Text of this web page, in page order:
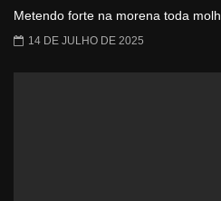
Metendo forte na morena toda
14 DE JULHO DE 2025